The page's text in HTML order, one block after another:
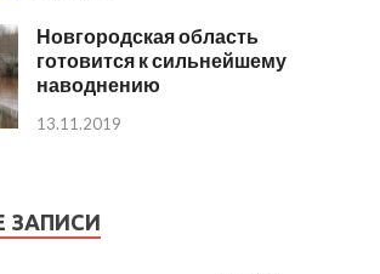
Новгородская область
готовится к сильнейшему
наводнению
13.11.2019
ЗАПИСИ